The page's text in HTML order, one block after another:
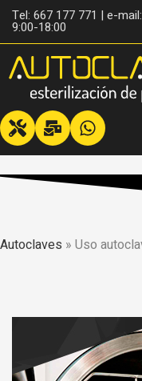
Tel: 667 177 771 | e-
9:00-18:00
Autoclaves » Uso